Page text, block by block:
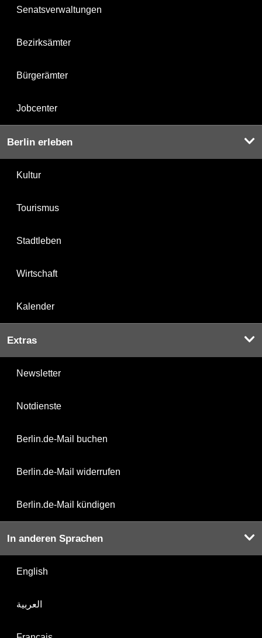
Senatsverwaltungen
Bezirksämter
Bürgerämter
Jobcenter
Berlin erleben
Kultur
Tourismus
Stadtleben
Wirtschaft
Kalender
Extras
Newsletter
Notdienste
Berlin.de-Mail buchen
Berlin.de-Mail widerrufen
Berlin.de-Mail kündigen
In anderen Sprachen
English
العربية